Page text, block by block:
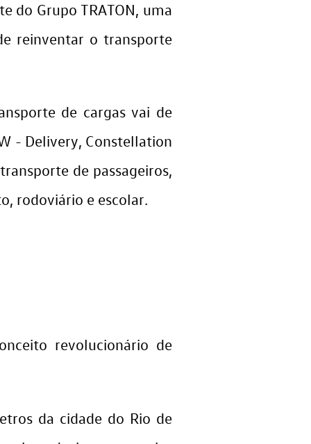
do Grupo TRATON, uma
reinventar o transporte
de cargas vai de
- Delivery, Constellation
de passageiros,
rodoviário e escolar.
revolucionário de
da cidade do Rio de